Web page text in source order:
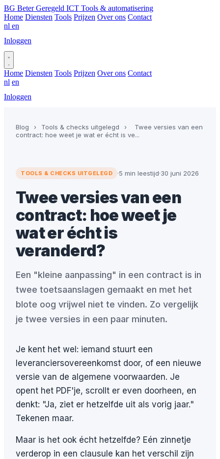
BG Beter Geregeld ICT Tools & automatisering
Home Diensten Tools Prijzen Over ons Contact
nl en
Inloggen
Home Diensten Tools Prijzen Over ons Contact
nl en
Inloggen
Blog › Tools & checks uitgelegd ›
Twee versies van een
contract: hoe weet je wat er écht is ve...
TOOLS & CHECKS UITGELEGD ·5 min leestijd·30 juni 2026
Twee versies van een
contract: hoe weet je
wat er écht is
veranderd?
Een "kleine aanpassing" in een contract is in
twee toetsaanslagen gemaakt en met het
blote oog vrijwel niet te vinden. Zo vergelijk
je twee versies in een paar minuten.
Je kent het wel: iemand stuurt een
leveranciersovereenkomst door, of een nieuwe
versie van de algemene voorwaarden. Je
opent het PDF'je, scrollt er even doorheen, en
denkt: "Ja, ziet er hetzelfde uit als vorig jaar."
Tekenen maar.
Maar is het ook écht hetzelfde? Eén zinnetje
verderop in een clausule kan het verschil zijn